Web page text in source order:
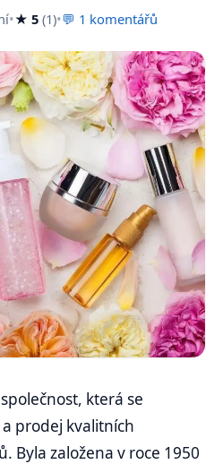
•★ 5 (1)•💬 1 komentářů
která se
prodej kvalitních
Byla založena v roce 1950